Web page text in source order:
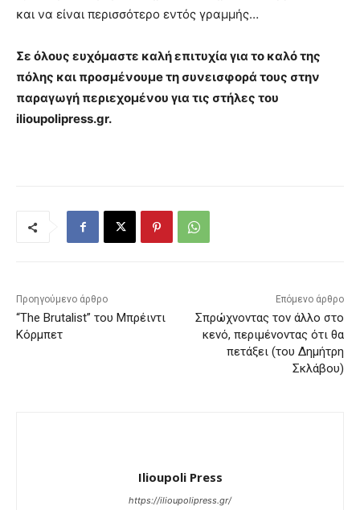
και να είναι περισσότερο εντός γραμμής…
Σε όλους ευχόμαστε καλή επιτυχία για το καλό της
πόλης και προσμένουμe τη συνεισφορά τους στην
παραγωγή περιεχομένου για τις στήλες του
ilioupolipress.gr.
Προηγούμενο άρθρο
“The Brutalist” του Μπρέιντι
Κόρμπετ
Επόμενο άρθρο
Σπρώχνοντας τον άλλο στο
κενό, περιμένοντας ότι θα
πετάξει (του Δημήτρη
Σκλάβου)
Ilioupoli Press
https://ilioupolipress.gr/